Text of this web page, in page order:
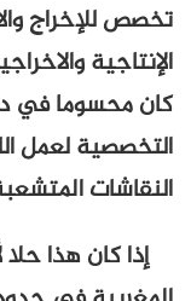
والانتاج ويتم
في دورة
اللجنة
فيما
حلا لأزمة